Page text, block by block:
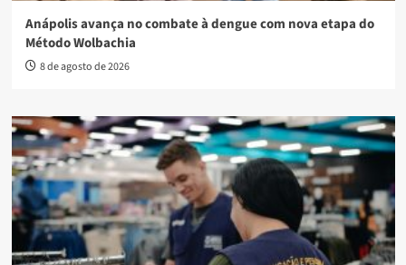
Anápolis avança no combate à dengue com nova etapa do
Método Wolbachia
8 de agosto de 2026